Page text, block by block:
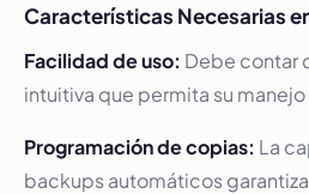
Características Necesarias
Facilidad de uso: Debe contar
intuitiva que permita su
Programación de copias: La
backups automáticos